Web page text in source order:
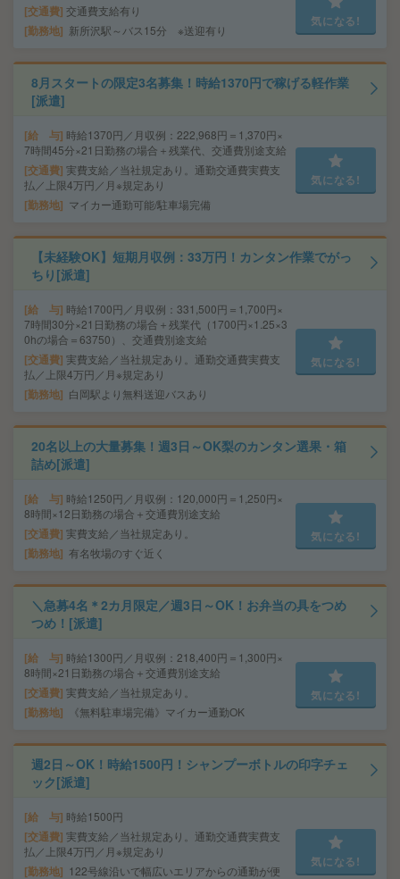
交通費 交通費支給有り
勤務地 新所沢駅～バス15分 ※送迎有り
気になる!
8月スタートの限定3名募集！時給1370円で稼げる軽作業
[派遣]
給 与 時給1370円／月収例：222,968円＝1,370円×
7時間45分×21日勤務の場合＋残業代、交通費別途支給
交通費 実費支給／当社規定あり。通勤交通費実費支
払／上限4万円／月※規定あり
勤務地 マイカー通勤可能/駐車場完備
気になる!
【未経験OK】短期月収例：33万円！カンタン作業でがっ
ちり[派遣]
給 与 時給1700円／月収例：331,500円＝1,700円×
7時間30分×21日勤務の場合＋残業代（1700円×1.25×3
0hの場合＝63750）、交通費別途支給
交通費 実費支給／当社規定あり。通勤交通費実費支
払／上限4万円／月※規定あり
勤務地 白岡駅より無料送迎バスあり
気になる!
20名以上の大量募集！週3日～OK梨のカンタン選果・箱
詰め[派遣]
給 与 時給1250円／月収例：120,000円＝1,250円×
8時間×12日勤務の場合＋交通費別途支給
交通費 実費支給／当社規定あり。
勤務地 有名牧場のすぐ近く
気になる!
＼急募4名＊2カ月限定／週3日～OK！お弁当の具をつめ
つめ！[派遣]
給 与 時給1300円／月収例：218,400円＝1,300円×
8時間×21日勤務の場合＋交通費別途支給
交通費 実費支給／当社規定あり。
勤務地 《無料駐車場完備》マイカー通勤OK
気になる!
週2日～OK！時給1500円！シャンプーボトルの印字チェ
ック[派遣]
給 与 時給1500円
交通費 実費支給／当社規定あり。通勤交通費実費支
払／上限4万円／月※規定あり
勤務地
122号線沿いで幅広いエリアからの通勤が便
気になる!